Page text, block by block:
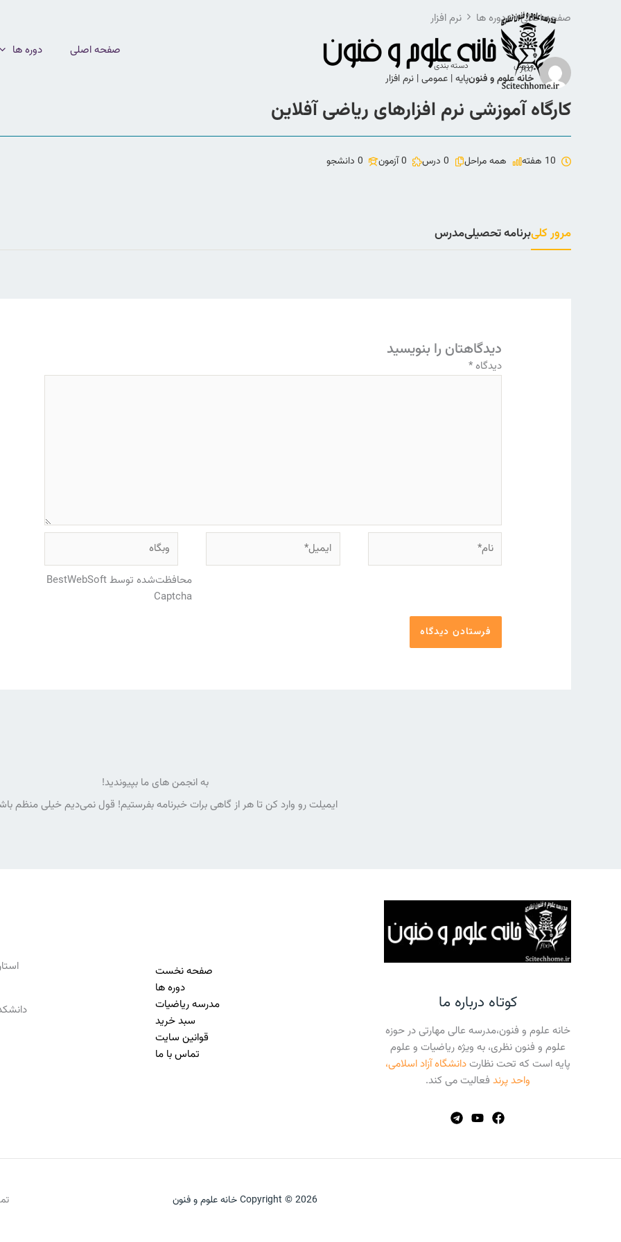
صفحه اصلی دوره ها
صفحه اصلی دوره ها نرم افزار
مدرس
خانه علوم و فنون
دسته بندی
پایه| عمومی| نرم افزار
کارگاه آموزشی نرم افزارهای ریاضی آفلاین
10 هفته همه مراحل 0 درس 0 آزمون 0 دانشجو
مرور کلیبرنامه تحصیلیمدرس
دیدگاهتان را بنویسید
دیدگاه*
وبگاه
محافظت‌شده توسط BestWebSoft
Captcha
به انجمن های ما بپیوندید!
ایمیلت رو وارد کن تا هر از گاهی برات خبرنامه بفرستیم! قول نمی‌دیم خیلی منظم
کوتاه درباره ما
خانه علوم و فنون،مدرسه عالی مهارتی در حوزه
علوم و فنون نظری، به ویژه ریاضیات و علوم
پایه است که تحت نظارتدانشگاه آزاد اسلامی،
واحد پرند فعالیت می کند.
صفحه نخست
دوره ها
مدرسه ریاضیات
سبد خرید
قوانین سایت
تماس با ما
استان
Copyright © 2026 خانه علوم و فنون